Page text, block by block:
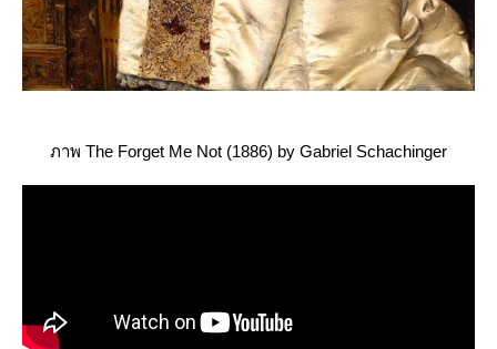
ภาพ The Forget Me Not (1886) by Gabriel Schachinger